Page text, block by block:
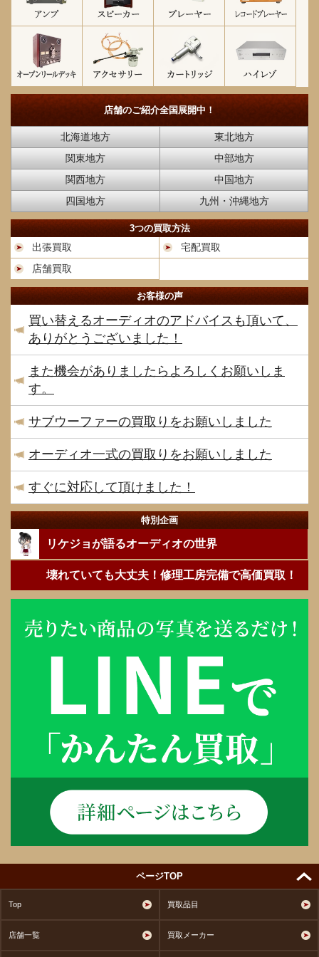
店舗のご紹介全国展開中！
北海道地方
東北地方
関東地方
中部地方
関西地方
中国地方
四国地方
九州・沖縄地方
3つの買取方法
出張買取
宅配買取
店舗買取
お客様の声
買い替えるオーディオのアドバイスも頂いて、
ありがとうございました！
また機会がありましたらよろしくお願いしま
す。
サブウーファーの買取りをお願いしました
オーディオ一式の買取りをお願いしました
すぐに対応して頂けました！
特別企画
リケジョが語るオーディオの世界
壊れていても大丈夫！修理工房完備で高価買取！
ページTOP
Top 買取品目
店舗一覧 買取メーカー